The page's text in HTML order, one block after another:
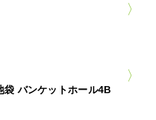
バンケットホール4B